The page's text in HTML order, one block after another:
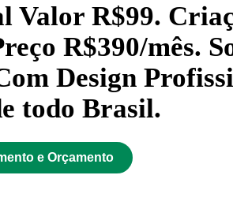
Valor R$99.
R$390/mês.
Design
todo Brasil.
e Orçamento